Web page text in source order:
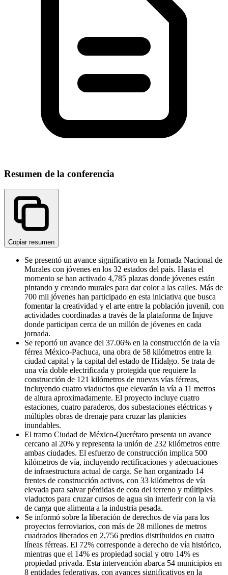
Resumen de la conferencia
Copiar resumen
Se presentó un avance significativo en la Jornada Nacional de
Murales con jóvenes en los 32 estados del país. Hasta el
momento se han activado 4,785 plazas donde jóvenes están
pintando y creando murales para dar color a las calles. Más de
700 mil jóvenes han participado en esta iniciativa que busca
fomentar la creatividad y el arte entre la población juvenil, con
actividades coordinadas a través de la plataforma de Injuve
donde participan cerca de un millón de jóvenes en cada
jornada.
Se reportó un avance del 37.06% en la construcción de la vía
férrea México-Pachuca, una obra de 58 kilómetros entre la
ciudad capital y la capital del estado de Hidalgo. Se trata de
una vía doble electrificada y protegida que requiere la
construcción de 121 kilómetros de nuevas vías férreas,
incluyendo cuatro viaductos que elevarán la vía a 11 metros
de altura aproximadamente. El proyecto incluye cuatro
estaciones, cuatro paraderos, dos subestaciones eléctricas y
múltiples obras de drenaje para cruzar las planicies
inundables.
El tramo Ciudad de México-Querétaro presenta un avance
cercano al 20% y representa la unión de 232 kilómetros entre
ambas ciudades. El esfuerzo de construcción implica 500
kilómetros de vía, incluyendo rectificaciones y adecuaciones
de infraestructura actual de carga. Se han organizado 14
frentes de construcción activos, con 33 kilómetros de vía
elevada para salvar pérdidas de cota del terreno y múltiples
viaductos para cruzar cursos de agua sin interferir con la vía
de carga que alimenta a la industria pesada.
Se informó sobre la liberación de derechos de vía para los
proyectos ferroviarios, con más de 28 millones de metros
cuadrados liberados en 2,756 predios distribuidos en cuatro
líneas férreas. El 72% corresponde a derecho de vía histórico,
mientras que el 14% es propiedad social y otro 14% es
propiedad privada. Esta intervención abarca 54 municipios en
8 entidades federativas, con avances significativos en la